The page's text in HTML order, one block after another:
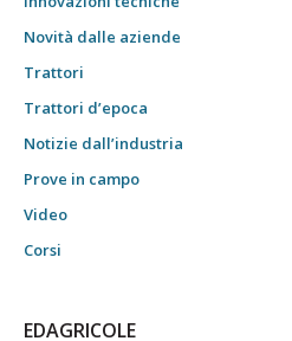
Novità dalle aziende
Trattori
Trattori d’epoca
Notizie dall’industria
Prove in campo
Video
Corsi
EDAGRICOLE